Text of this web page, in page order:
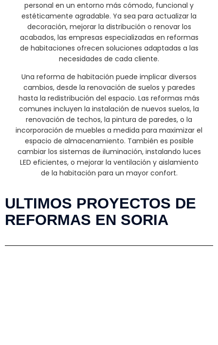
personal en un entorno más cómodo, funcional y
estéticamente agradable. Ya sea para actualizar la
decoración, mejorar la distribución o renovar los
acabados, las empresas especializadas en reformas
de habitaciones ofrecen soluciones adaptadas a las
necesidades de cada cliente.
Una reforma de habitación puede implicar diversos
cambios, desde la renovación de suelos y paredes
hasta la redistribución del espacio. Las reformas más
comunes incluyen la instalación de nuevos suelos, la
renovación de techos, la pintura de paredes, o la
incorporación de muebles a medida para maximizar el
espacio de almacenamiento. También es posible
cambiar los sistemas de iluminación, instalando luces
LED eficientes, o mejorar la ventilación y aislamiento
de la habitación para un mayor confort.
ULTIMOS PROYECTOS DE
REFORMAS EN SORIA